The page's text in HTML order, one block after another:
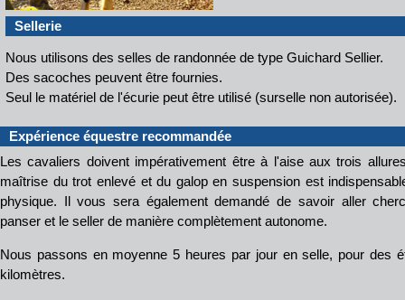
Sellerie
Nous utilisons des selles de randonnée de type Guichard Sellier.
Des sacoches peuvent être fournies.
Seul le matériel de l'écurie peut être utilisé (surselle non autorisée).
Expérience équestre recommandée
Les cavaliers doivent impérativement être à l'aise aux trois
maîtrise du trot enlevé et du galop en suspension est
physique. Il vous sera également demandé de savoir aller
panser et le seller de manière complètement autonome.
Nous passons en moyenne 5 heures par jour en selle, pour des
kilomètres.